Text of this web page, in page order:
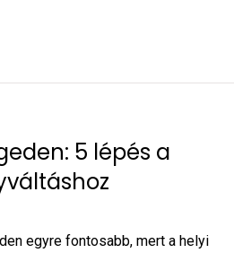
5 lépés a
egyre fontosabb, mert a helyi